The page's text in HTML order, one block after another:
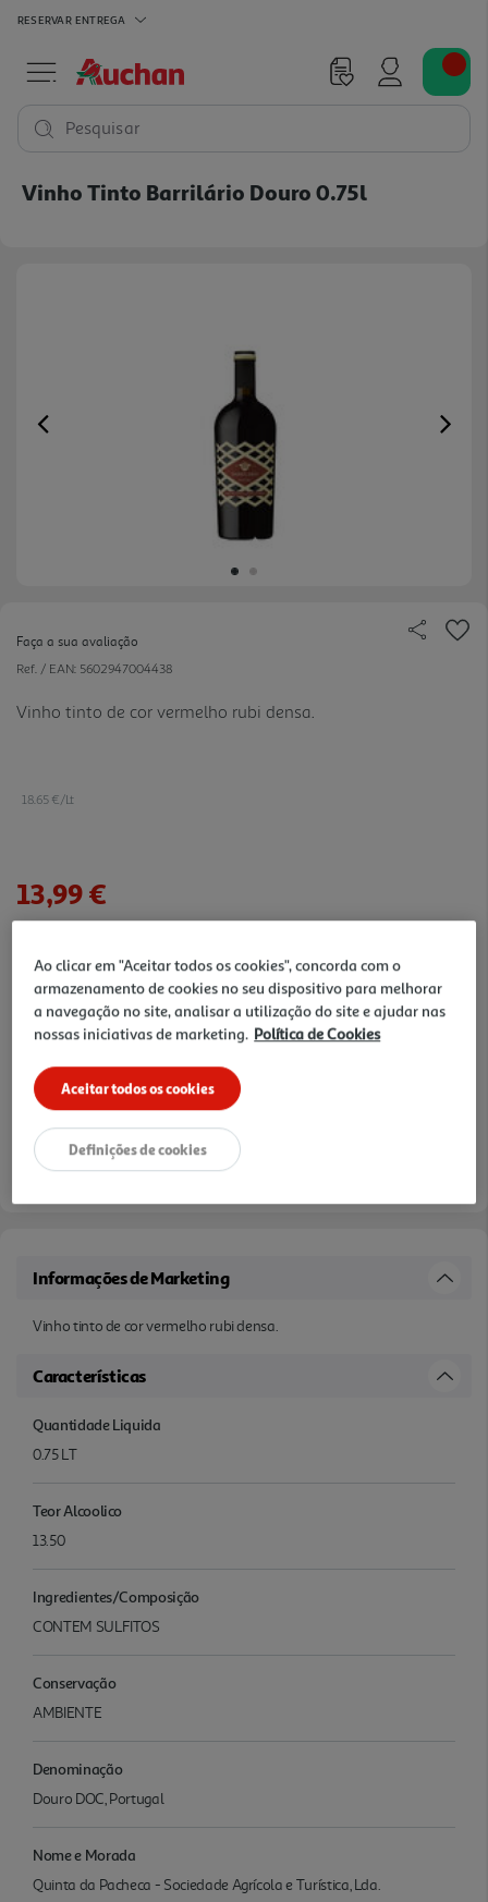
RESERVAR ENTREGA
Pesquisar
Vinho Tinto Barrilário Douro 0.75l
Previous
Faça a sua avaliação
Ref. / EAN: 5602947004438
Vinho tinto de cor vermelho rubi densa.
18.65 €/Lt
13,99 €
Informações de Marketing
Vinho tinto de cor vermelho rubi densa.
Características
Quantidade Liquida
0.75 LT
Teor Alcoolico
13.50
Ingredientes/Composição
CONTEM SULFITOS
Conservação
AMBIENTE
Denominação
Douro DOC, Portugal
Nome e Morada
Quinta da Pacheca - Sociedade Agrícola e Turística, Lda.
Ao clicar em "Aceitar todos os cookies", concorda com o
armazenamento de cookies no seu dispositivo para melhorar
a navegação no site, analisar a utilização do site e ajudar nas
nossas iniciativas de marketing. Política de Cookies
Aceitar todos os cookies
Definições de cookies